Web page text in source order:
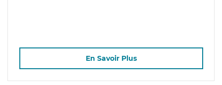
En Savoir Plus